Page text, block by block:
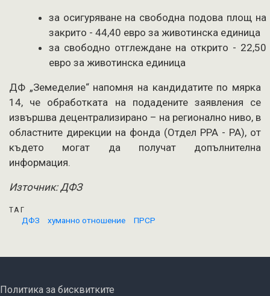
за осигуряване на свободна подова площ на
закрито - 44,40 евро за животинска единица
за свободно отглеждане на открито - 22,50
евро за животинска единица
ДФ „Земеделие“ напомня на кандидатите по мярка
14, че обработката на подадените заявления се
извършва децентрализирано – на регионално ниво, в
областните дирекции на фонда (Отдел РРА - РА), от
където могат да получат допълнителна
информация.
Източник: ДФЗ
ТАГ
ДФЗ
хуманно отношение ПРСР
FOOTER MENU
Политика за бисквитките